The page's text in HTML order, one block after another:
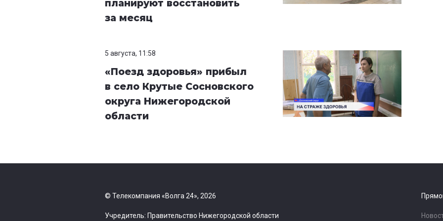
планируют восстановить
за месяц
5 августа, 11:58
«Поезд здоровья» прибыл
в село Крутые Сосновского
округа Нижегородской
области
© Телекомпания «Волга 24», 2026
Учредитель: Правительство Нижегородской области